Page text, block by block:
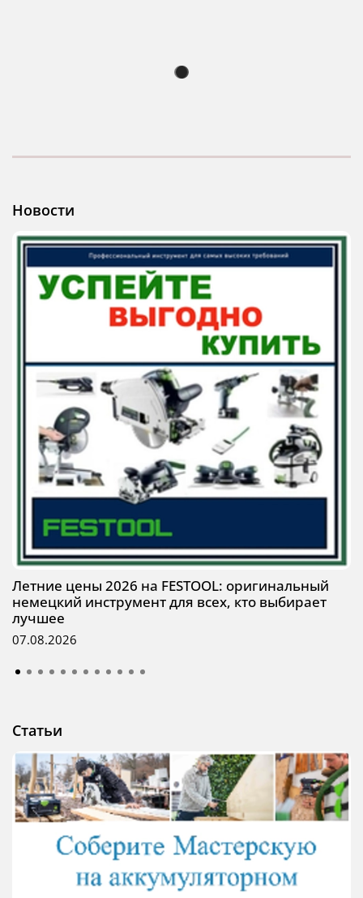
Новости
Летние цены 2026 на FESTOOL: оригинальный
немецкий инструмент для всех, кто выбирает
лучшее
07.08.2026
Статьи